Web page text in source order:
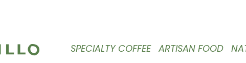
SPECIALTY COFFEE ARTISAN FOOD